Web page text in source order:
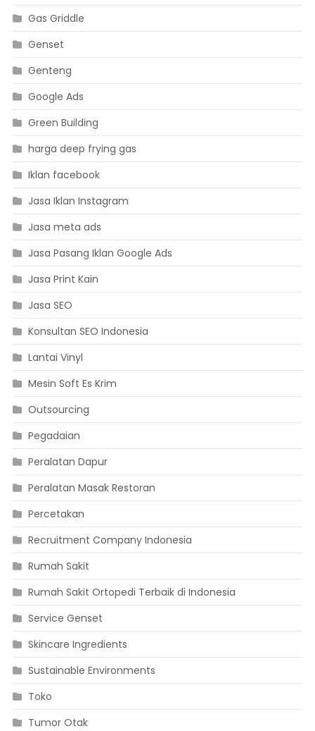
Gas Griddle
Genset
Genteng
Google Ads
Green Building
harga deep frying gas
Iklan facebook
Jasa Iklan Instagram
Jasa meta ads
Jasa Pasang Iklan Google Ads
Jasa Print Kain
Jasa SEO
Konsultan SEO Indonesia
Lantai Vinyl
Mesin Soft Es Krim
Outsourcing
Pegadaian
Peralatan Dapur
Peralatan Masak Restoran
Percetakan
Recruitment Company Indonesia
Rumah Sakit
Rumah Sakit Ortopedi Terbaik di Indonesia
Service Genset
Skincare Ingredients
Sustainable Environments
Toko
Tumor Otak